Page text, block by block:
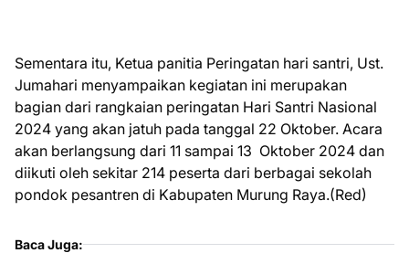
Sementara itu, Ketua panitia Peringatan hari santri, Ust.
Jumahari menyampaikan kegiatan ini merupakan
bagian dari rangkaian peringatan Hari Santri Nasional
2024 yang akan jatuh pada tanggal 22 Oktober. Acara
akan berlangsung dari 11 sampai 13 Oktober 2024 dan
diikuti oleh sekitar 214 peserta dari berbagai sekolah
pondok pesantren di Kabupaten Murung Raya.(Red)
Baca Juga: